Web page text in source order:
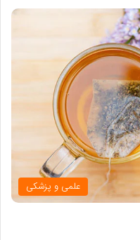
علمی و پزشکی